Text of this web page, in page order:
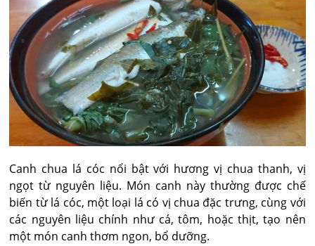
Canh chua lá cóc nổi bật với hương vị chua thanh, vị
ngọt từ nguyên liệu. Món canh này thường được chế
biến từ lá cóc, một loại lá có vị chua đặc trưng, cùng với
các nguyên liệu chính như cá, tôm, hoặc thịt, tạo nên
một món canh thơm ngon, bổ dưỡng.